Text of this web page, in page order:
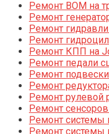
Ремонт ВОМ на
Ремонт
Ремонт
Ремонт
Ремонт КПП на
Ремонт педали
Ремонт
Ремонт
Ремонт рулевой
Ремонт
Ремонт системы
Ремонт системы